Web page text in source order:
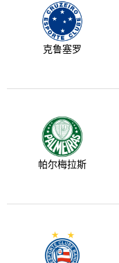
克鲁塞罗
帕尔梅拉斯